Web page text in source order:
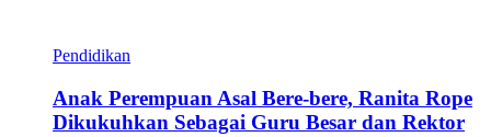
Pendidikan
Anak Perempuan Asal Bere-bere, Ranita Rope
Dikukuhkan Sebagai Guru Besar dan Rektor